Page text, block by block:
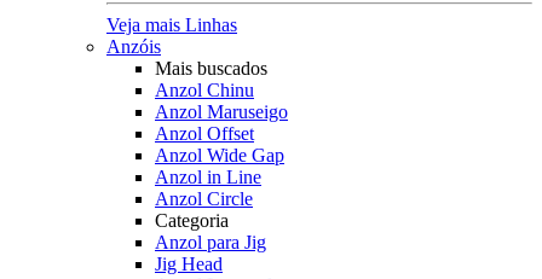
Veja mais Linhas
Anzóis
Mais buscados
Anzol Chinu
Anzol Maruseigo
Anzol Offset
Anzol Wide Gap
Anzol in Line
Anzol Circle
Categoria
Anzol para Jig
Jig Head